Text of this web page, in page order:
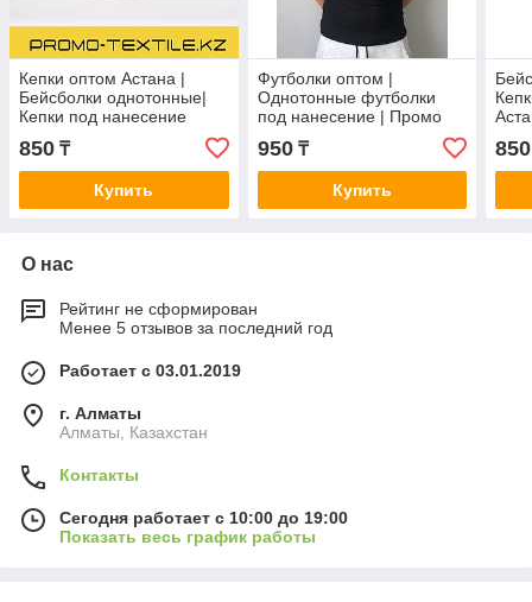
Кепки оптом Астана |
Бейсболки однотонные|
Кепки под нанесение
Астана
850 ₸
Купить
Футболки оптом |
Однотонные футболки
под нанесение | Промо
футболки
950₸
Купить
850
О нас
Рейтинг не сформирован
Менее 5 отзывов за последний год
Работает с 03.01.2019
г. Алматы
Алматы, Казахстан
Контакты
Сегодня работает с 10:00 до 19:00
Показать весь график работы